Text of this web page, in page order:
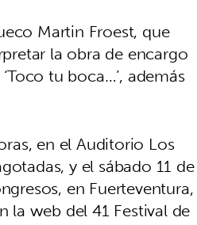
Martin Froest, que
la obra de encargo
tu boca…’, además
en el Auditorio Los
y el sábado 11 de
en Fuerteventura,
la web del 41 Festival de